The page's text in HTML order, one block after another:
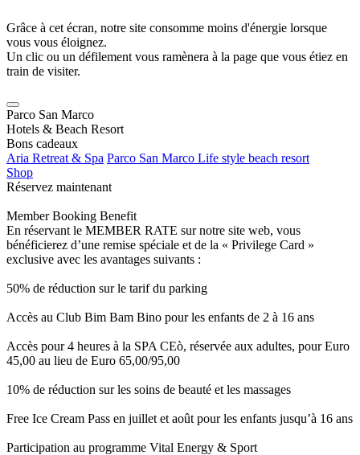
Grâce à cet écran, notre site consomme moins d'énergie lorsque
vous vous éloignez.
Un clic ou un défilement vous ramènera à la page que vous étiez en
train de visiter.
Parco San Marco
Hotels & Beach Resort
Bons cadeaux
Aria Retreat & Spa Parco San Marco Life style beach resort
Shop
Réservez maintenant
Member Booking Benefit
En réservant le MEMBER RATE sur notre site web, vous
bénéficierez d’une remise spéciale et de la « Privilege Card »
exclusive avec les avantages suivants :
50% de réduction sur le tarif du parking
Accès au Club Bim Bam Bino pour les enfants de 2 à 16 ans
Accès pour 4 heures à la SPA CEò, réservée aux adultes, pour Euro
45,00 au lieu de Euro 65,00/95,00
10% de réduction sur les soins de beauté et les massages
Free Ice Cream Pass en juillet et août pour les enfants jusqu’à 16 ans
Participation au programme Vital Energy & Sport